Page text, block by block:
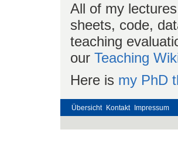
All of my
sheets, code,
teaching
our Teaching
Here is my PhD
Übersicht Kontakt Impressum